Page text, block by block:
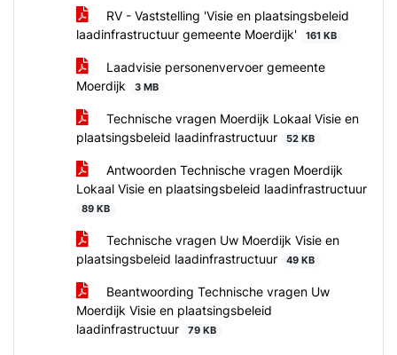
RV - Vaststelling 'Visie en plaatsingsbeleid
laadinfrastructuur gemeente Moerdijk'
161 KB
Laadvisie personenvervoer gemeente
Moerdijk
3 MB
Technische vragen Moerdijk Lokaal Visie en
plaatsingsbeleid laadinfrastructuur
52 KB
Antwoorden Technische vragen Moerdijk
Lokaal Visie en plaatsingsbeleid laadinfrastructuur
89 KB
Technische vragen Uw Moerdijk Visie en
plaatsingsbeleid laadinfrastructuur
49 KB
Beantwoording Technische vragen Uw
Moerdijk Visie en plaatsingsbeleid
laadinfrastructuur
79 KB